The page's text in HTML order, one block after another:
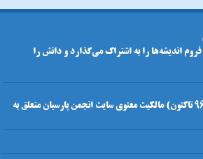
فروم اندیشه‌ها را به اشتراک می‌گذارد و دانش را
parsianforum.ir - (سال 96 تاکنون) مالکیت معنوی سایت انجمن پارسیان متعلق به